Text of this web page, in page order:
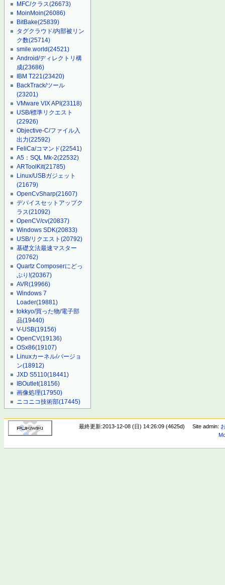
MFC/クラス(26673)
MoinMoin(26086)
BitBake(25839)
タグクラウド/内部被リン
ク数(25714)
smile.world(24521)
Android/ディレクトリ構
成(23686)
IBM T221(23420)
BackTrack/ツール
(23201)
VMware VIX API(23118)
USB/標準リクエスト
(22926)
Objective-C/ファイル入
出力(22592)
FeliCa/コマンド(22541)
A5：SQL Mk-2(22532)
ARToolKit(21785)
Linux/USBガジェット
(21679)
OpenCvSharp(21607)
デバイスセットアップク
ラス(21092)
OpenCV/cv(20837)
Windows SDK(20833)
USB/リクエスト(20792)
基礎文法最速マスター
(20762)
Quartz Composerにどっ
ぷり!(20367)
AVR(19966)
Windows 7
Loader(19881)
tokkyo/買った物/電子部
品(19440)
V-USB(19156)
OpenCV(19136)
OSx86(19107)
Linuxカーネル/バージョ
ン(18912)
JXD S5110(18441)
IBOutlet(18156)
画像処理(17950)
ニコニコ技術部(17445)
最終更新:2013-12-08 (日) 14:26:09 (4625d) Site admin: